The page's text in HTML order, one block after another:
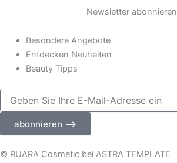
a
m
Newsletter abonnieren
Besondere Angebote
Entdecken Neuheiten
Beauty Tipps
Geben
Sie
Adresse
abonnieren ⟶
© RUARA Cosmetic bei ASTRA TEMPLATE